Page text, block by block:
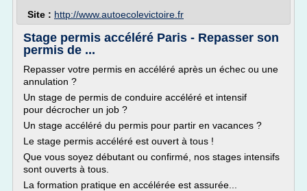
Site : http://www.autoecolevictoire.fr
Stage permis accéléré Paris - Repasser son
permis de ...
Repasser votre permis en accéléré après un échec ou une
annulation ?
Un stage de permis de conduire accéléré et intensif
pour décrocher un job ?
Un stage accéléré du permis pour partir en vacances ?
Le stage permis accéléré est ouvert à tous !
Que vous soyez débutant ou confirmé, nos stages intensifs
sont ouverts à tous.
La formation pratique en accélérée est assurée...